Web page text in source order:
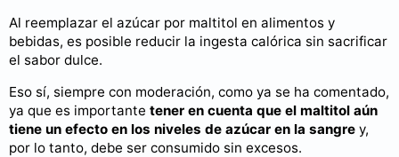
Al reemplazar el azúcar por maltitol en alimentos y
bebidas, es posible reducir la ingesta calórica sin sacrificar
el sabor dulce.
Eso sí, siempre con moderación, como ya se ha comentado,
ya que es importante tener en cuenta que el maltitol aún
tiene un efecto en los niveles de azúcar en la sangre y,
por lo tanto, debe ser consumido sin excesos.